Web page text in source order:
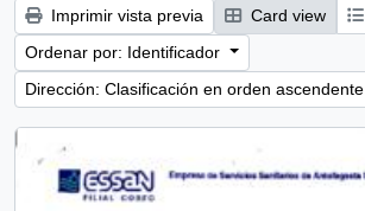
Imprimir vista previa Card view
Ordenar por: Identificador
Dirección: Clasificación en orden ascendente